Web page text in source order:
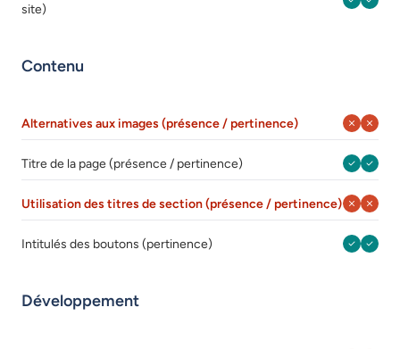
site)
Contenu
Alternatives aux images (présence / pertinence) AoûtAoût
Titre de la page (présence / pertinence) AoûtAoût
Utilisation des titres de section (présence / pertinence)AoûtAoût
Intitulés des boutons (pertinence) AoûtAoût
Développement